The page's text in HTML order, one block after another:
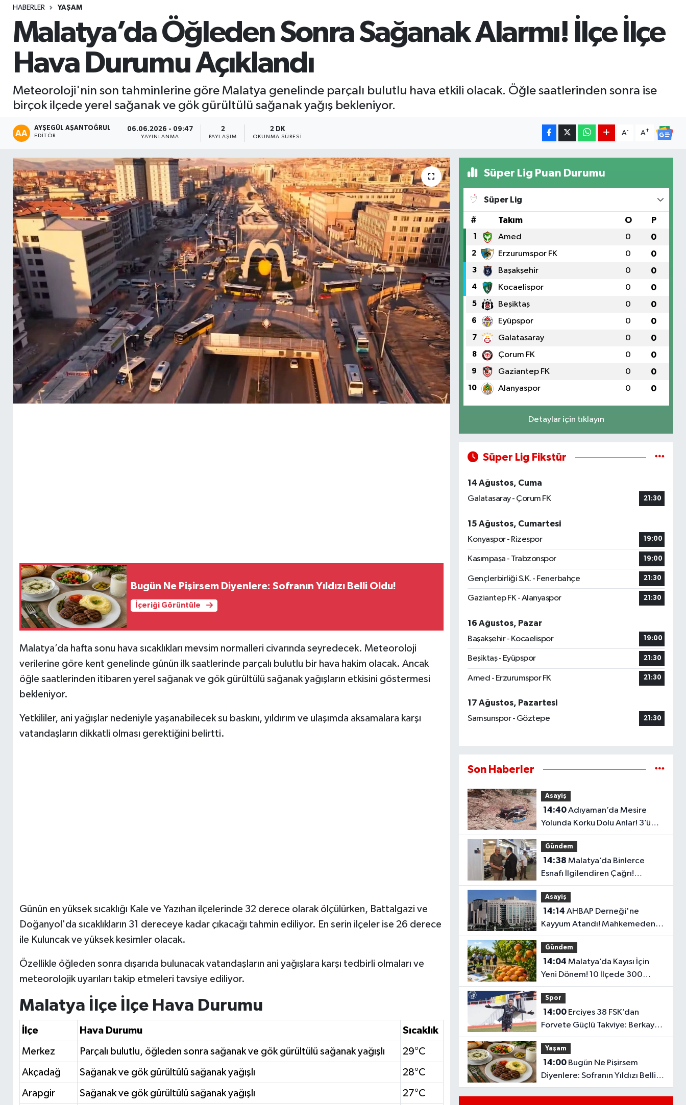
HABERLER YAŞAM
Malatya’da Öğleden Sonra Sağanak Alarmı! İlçe İlçe
Hava Durumu Açıklandı
Meteoroloji'nin son tahminlerine göre Malatya genelinde parçalı bulutlu hava etkili olacak. Öğle saatlerinden sonra ise
birçok ilçede yerel sağanak ve gök gürültülü sağanak yağış bekleniyor.
AYŞEGÜL AŞANTOĞRUL
EDITÖR
06.06.2026 - 09:47
YAYINLANMA
2
PAYLAŞIM
2 DK
OKUNMA SÜRESI
A- A+
Bugün Ne Pişirsem Diyenlere: Sofranın Yıldızı Belli Oldu!
İçeriği Görüntüle
Malatya’da hafta sonu hava sıcaklıkları mevsim normalleri civarında seyredecek. Meteoroloji
verilerine göre kent genelinde günün ilk saatlerinde parçalı bulutlu bir hava hakim olacak. Ancak
öğle saatlerinden itibaren yerel sağanak ve gök gürültülü sağanak yağışların etkisini göstermesi
bekleniyor.
Yetkililer, ani yağışlar nedeniyle yaşanabilecek su baskını, yıldırım ve ulaşımda aksamalara karşı
vatandaşların dikkatli olması gerektiğini belirtti.
Günün en yüksek sıcaklığı Kale ve Yazıhan ilçelerinde 32 derece olarak ölçülürken, Battalgazi ve
Doğanyol'da sıcaklıkların 31 dereceye kadar çıkacağı tahmin ediliyor. En serin ilçeler ise 26 derece
ile Kuluncak ve yüksek kesimler olacak.
Özellikle öğleden sonra dışarıda bulunacak vatandaşların ani yağışlara karşı tedbirli olmaları ve
meteorolojik uyarıları takip etmeleri tavsiye ediliyor.
Malatya İlçe İlçe Hava Durumu
İlçe Hava Durumu Sıcaklık
Merkez Parçalı bulutlu, öğleden sonra sağanak ve gök gürültülü sağanak yağışlı 29°C
Akçadağ Sağanak ve gök gürültülü sağanak yağışlı 28°C
Arapgir Sağanak ve gök gürültülü sağanak yağışlı 27°C
Süper Lig Puan Durumu
Süper Lig
# Takım O P
1 Amed 0 0
2 Erzurumspor FK 0 0
3 Başakşehir 0 0
4 Kocaelispor 0 0
5 Beşiktaş 0 0
6 Eyüpspor 0 0
7 Galatasaray 0 0
8 Çorum FK 0 0
9 Gaziantep FK 0 0
10 Alanyaspor 0 0
Detaylar için tıklayın
Süper Lig Fikstür
14 Ağustos, Cuma
Galatasaray - Çorum FK
21:30
15 Ağustos, Cumartesi
Konyaspor - Rizespor
19:00
Kasımpaşa - Trabzonspor 19:00
Gençlerbirliği S.K. - Fenerbahçe 21:30
Gaziantep FK - Alanyaspor 21:30
16 Ağustos, Pazar
Başakşehir - Kocaelispor
19:00
Beşiktaş - Eyüpspor 21:30
Amed - Erzurumspor FK 21:30
17 Ağustos, Pazartesi
Samsunspor - Göztepe
21:30
Son Haberler
Asayiş
14:40Adıyaman’da Mesire
Yolunda Korku Dolu Anlar! 3’ü
Çocuk 4 Yaralı
Gündem
14:38
Esnafı İlgilendiren Çağrı!
Sadıkoğlu’ndan Kura Fazlası
İşyerleri İçin Yeni Talep
Asayiş
14:14
Kayyum Atandı! Mahkemeden
Faaliyetleri Durdurma Kararı..
Gündem
14:04
Yeni Dönem! 10 İlçede 300
Üretici Eğitime Alınacak
Spor
14:00Erciyes 38 FSK’dan
Forvete Güçlü Takviye: Berkay
Ekici İmzayı Attı
Yaşam
14:00Bugün Ne Pişirsem
Diyenlere: Sofranın Yıldızı Belli
Oldu!
Seri İlan
Siyaset
Spor